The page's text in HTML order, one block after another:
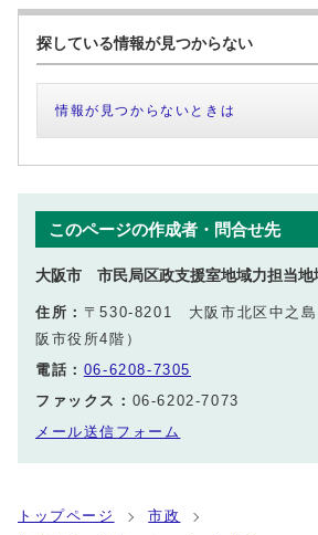
探している情報が見つからない
情報が見つからないときは
このページの作成者・問合せ先
大阪市 市民局区政支援室地域力担当地
住所： 〒530-8201 大阪市北区中之島
阪市役所4階）
電話： 06-6208-7305
ファックス： 06-6202-7073
メール送信フォーム
トップページ
市政